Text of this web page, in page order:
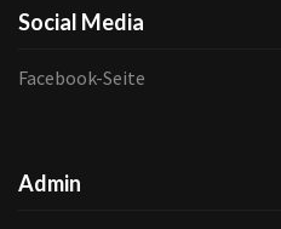
Social Media
Facebook-Seite
Admin